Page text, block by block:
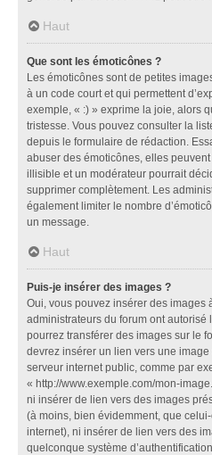
Haut
Que sont les émoticônes ?
Les émoticônes sont de petites
à un code court et qui permettent
exemple, « :) » exprime la joie, alors
tristesse. Vous pouvez consulter la
depuis le formulaire de rédaction.
abuser des émoticônes, elles
illisible et un modérateur pourrait
supprimer complètement. Les
également limiter le nombre
un message.
Haut
Puis-je insérer des images ?
Oui, vous pouvez insérer des images
administrateurs du forum ont autorisé
pourrez transférer des images sur le
devrez insérer un lien vers une
serveur internet public, comme par
« http://www.exemple.com/mon-
ni insérer de lien vers des images
(à moins, bien évidemment, que
internet), ni insérer de lien vers des
quelconque système